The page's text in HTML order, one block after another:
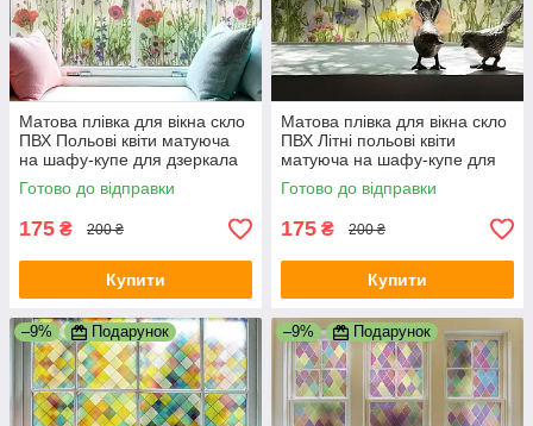
Матова плівка для вікна скло
ПВХ Польові квіти матуюча
на шафу-купе для дзеркала
1000х500 мм
Готово до відправки
175 ₴ 200 ₴
Купити
Матова плівка для вікна скло
ПВХ Літні польові квіти
матуюча на шафу-купе для
дзеркала 1000х500 мм
Готово до відправки
175 ₴ 200 ₴
Купити
–9% Подарунок –9% Подарунок